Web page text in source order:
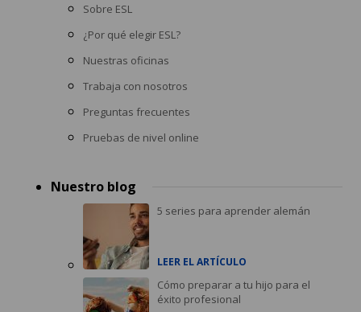
Sobre ESL
¿Por qué elegir ESL?
Nuestras oficinas
Trabaja con nosotros
Preguntas frecuentes
Pruebas de nivel online
Nuestro blog
5 series para aprender alemán
LEER EL ARTÍCULO
Cómo preparar a tu hijo para el
éxito profesional